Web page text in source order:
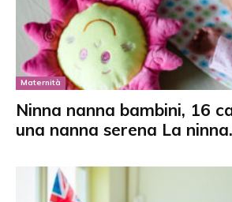
Maternità
Ninna nanna bambini, 16
una nanna serena La